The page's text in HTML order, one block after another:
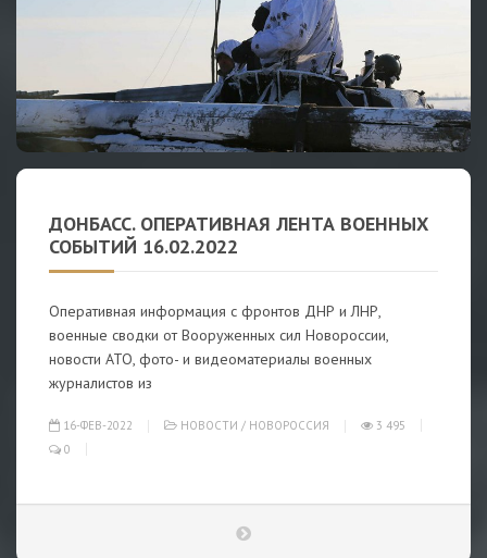
ДОНБАСС. ОПЕРАТИВНАЯ ЛЕНТА ВОЕННЫХ
СОБЫТИЙ 16.02.2022
Оперативная информация с фронтов ДНР и ЛНР,
военные сводки от Вооруженных сил Новороссии,
новости АТО, фото- и видеоматериалы военных
журналистов из
16-ФЕВ-2022 НОВОСТИ / НОВОРОССИЯ
3 495
0